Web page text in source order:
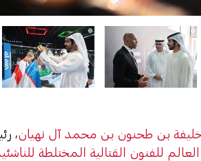
بن طحنون بن محمد آل نهيان،
للفنون القتالية المختلطة